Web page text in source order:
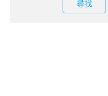
尋找